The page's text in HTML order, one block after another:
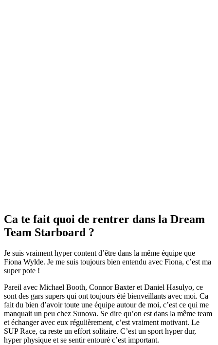
Ca te fait quoi de rentrer dans la Dream
Team Starboard ?
Je suis vraiment hyper content d’être dans la même équipe que
Fiona Wylde. Je me suis toujours bien entendu avec Fiona, c’est ma
super pote !
Pareil avec Michael Booth, Connor Baxter et Daniel Hasulyo, ce
sont des gars supers qui ont toujours été bienveillants avec moi. Ca
fait du bien d’avoir toute une équipe autour de moi, c’est ce qui me
manquait un peu chez Sunova. Se dire qu’on est dans la même team
et échanger avec eux régulièrement, c’est vraiment motivant. Le
SUP Race, ca reste un effort solitaire. C’est un sport hyper dur,
hyper physique et se sentir entouré c’est important.